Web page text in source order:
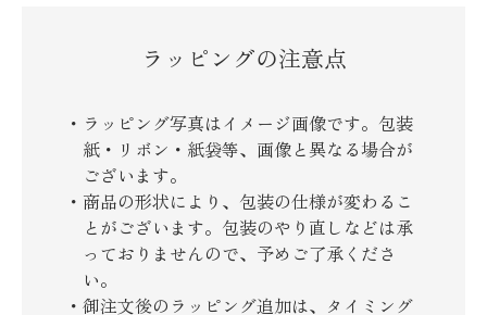
ラッピングの注意点
ラッピング写真はイメージ画像です。包装
紙・リボン・紙袋等、画像と異なる場合が
ございます。
商品の形状により、包装の仕様が変わるこ
とがございます。包装のやり直しなどは承
っておりませんので、予めご了承くださ
い。
御注文後のラッピング追加は、タイミング